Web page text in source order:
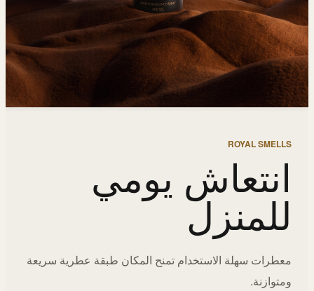
ROYAL SMELLS
انتعاش يومي
للمنزل
معطرات سهلة الاستخدام تمنح المكان طبقة عطرية سريعة
ومتوازنة.